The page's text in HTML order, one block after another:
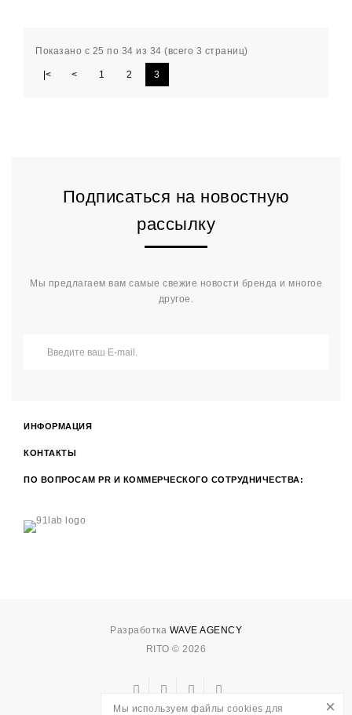
Показано с 25 по 34 из 34 (всего 3 страниц)
|< < 1 2 3
Подписаться на новостную
рассылку
Мы предлагаем вам самые свежие новости бренда и многое
другое.
ИНФОРМАЦИЯ
КОНТАКТЫ
ПО ВОПРОСАМ PR И КОММЕРЧЕСКОГО СОТРУДНИЧЕСТВА:
Разработка WAVE AGENCY
RITO © 2026
Мы используем файлы cookies для ×